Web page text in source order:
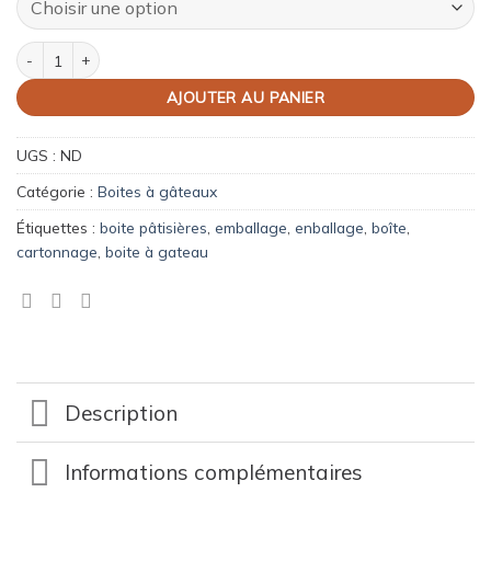
quantité de Boites à tarte 28x28xh8 cm/ 32x32xh8cm (5 pièces)
AJOUTER AU PANIER
UGS : ND
Catégorie : Boites à gâteaux
Étiquettes : boite pâtisières emballage enballage boîte
cartonnage boite à gateau
Description
Informations complémentaires